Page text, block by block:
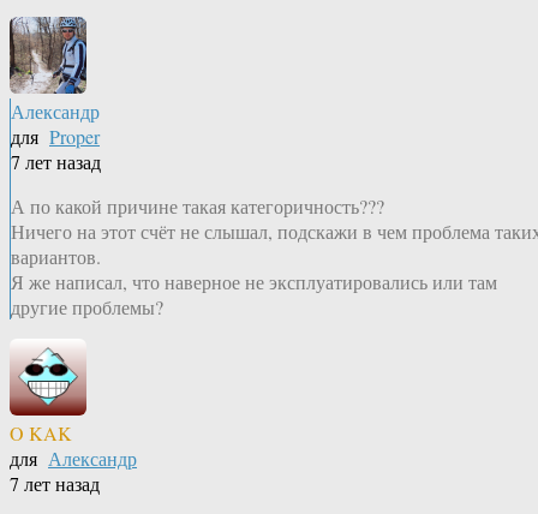
Александр
для Proper
7 лет назад
А по какой причине такая категоричность???
Ничего на этот счёт не слышал, подскажи в чем проблема
вариантов.
Я же написал, что наверное не эксплуатировались или там
другие проблемы?
O KAK
для Александр
7 лет назад